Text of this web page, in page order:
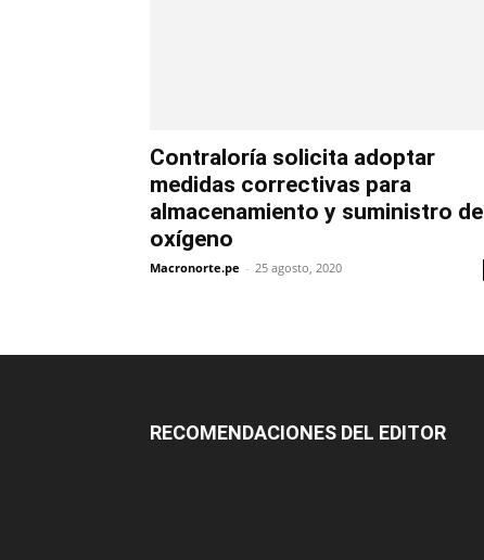
Contraloría solicita adoptar
medidas correctivas para
almacenamiento y suministro de
oxígeno
Macronorte.pe - 25 agosto, 2020
RECOMENDACIONES DEL EDITOR